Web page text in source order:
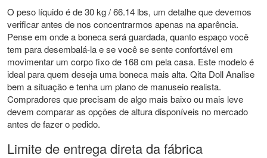
O peso líquido é de 30 kg / 66.14 lbs, um detalhe que devemos
verificar antes de nos concentrarmos apenas na aparência.
Pense em onde a boneca será guardada, quanto espaço você
tem para desembalá-la e se você se sente confortável em
movimentar um corpo fixo de 168 cm pela casa. Este modelo é
ideal para quem deseja uma boneca mais alta. Qita Doll Analise
bem a situação e tenha um plano de manuseio realista.
Compradores que precisam de algo mais baixo ou mais leve
devem comparar as opções de altura disponíveis no mercado
antes de fazer o pedido.
Limite de entrega direta da fábrica